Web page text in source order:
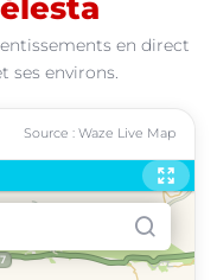
en direct
ses environs.
Source : Waze Live Map